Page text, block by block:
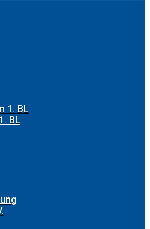
1. BL
BL